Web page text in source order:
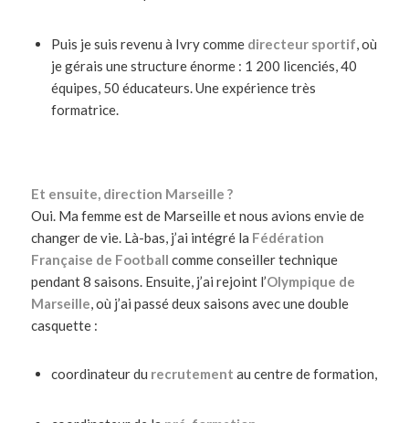
Puis je suis revenu à Ivry comme directeur sportif , où
je gérais une structure énorme : 1 200 licenciés, 40
équipes, 50 éducateurs. Une expérience très
formatrice.
Et ensuite, direction Marseille ?
Oui. Ma femme est de Marseille et nous avions envie de
changer de vie. Là-bas, j’ai intégré la Fédération
Française de Football comme conseiller technique
pendant 8 saisons. Ensuite, j’ai rejoint l’Olympique de
Marseille, où j’ai passé deux saisons avec une double
casquette :
coordinateur du recrutement au centre de formation,